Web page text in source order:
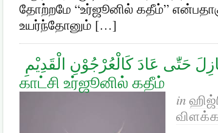
தோற்றமே “உர்ஜூனில் கதீம்”
உயர்ந்தோனும் […]
காட்சி உர்ஜூனில் கதீம்
in